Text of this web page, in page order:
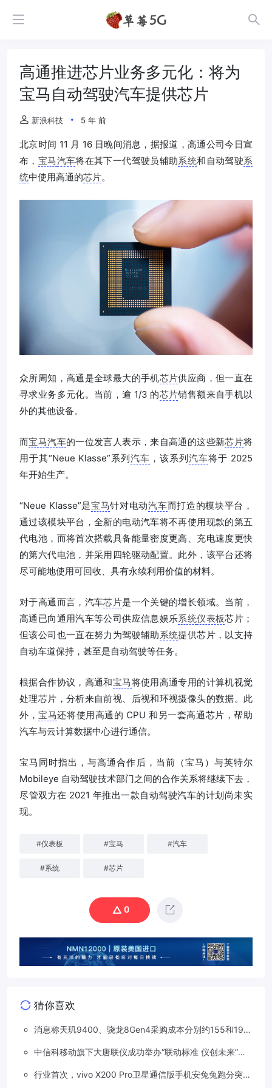
高通推进芯片业务多元化：将为
宝马自动驾驶汽车提供芯片
新浪科技 5 年 前
北京时间 11 月 16 日晚间消息，据报道，高通公司今日宣
布， 宝马汽车将在其下一代驾驶员辅助系统和自动驾驶系
统中使用高通的芯片。
众所周知，高通是全球最大的手机芯片供应商，但一直在
寻求业务多元化。当前，逾 1/3 的芯片销售额来自手机以
外的其他设备。
而宝马汽车的一位发言人表示，来自高通的这些新芯片将
用于其“Neue Klasse”系列汽车 ，该系列汽车将于 2025
年开始生产。
“Neue Klasse”是宝马针对电动汽车而打造的模块平台，
通过该模块平台，全新的电动汽车将不再使用现款的第五
代电池，而将首次搭载具备能量密度更高、充电速度更快
的第六代电池，并采用四轮驱动配置。此外，该平台还将
尽可能地使用可回收、具有永续利用价值的材料。
对于高通而言，汽车芯片是一个关键的增长领域。当前，
高通已向通用汽车等公司供应信息娱乐系统仪表板芯片；
但该公司也一直在努力为驾驶辅助系统提供芯片，以支持
自动车道保持，甚至是自动驾驶等任务。
根据合作协议，高通和宝马将使用高通专用的计算机视觉
处理芯片，分析来自前视、后视和环视摄像头的数据。此
外，宝马还将使用高通的 CPU 和另一套高通芯片，帮助
汽车与云计算数据中心进行通信。
宝马同时指出，与高通合作后，当前（宝马）与英特尔
Mobileye 自动驾驶技术部门之间的合作关系将继续下去，
尽管双方在 2021 年推出一款自动驾驶汽车的计划尚未实
现。
#仪表板 #宝马 #汽车
#系统 #芯片
0
猜你喜欢
消息称天玑9400、骁龙8Gen4采购成本分别约155和190
中信科移动旗下大唐联仪成功举办“联动标准 仪创未来”车
行业首次，vivo X200 Pro卫星通信版手机安兔兔跑分突破